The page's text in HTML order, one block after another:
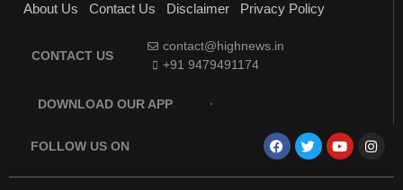
About Us Contact Us Disclaimer Privacy Policy
CONTACT US
contact@highnews.in
+91 9479491174
DOWNLOAD OUR APP
FOLLOW US ON